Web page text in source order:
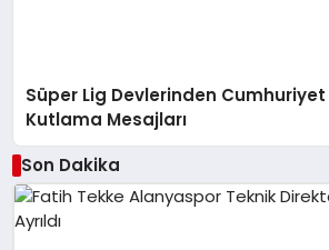
Süper Lig Devlerinden Cumhuriyet
Kutlama Mesajları
Son Dakika